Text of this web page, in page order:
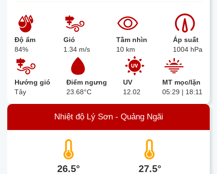
Độ ẩm
84%
Gió
1.34 m/s
Tầm nhìn
10 km
Áp suất
1004 hPa
Hướng gió
Tây
Điểm ngưng
23.68°C
UV
12.02
MT mọc/lặn
05:29 | 18:11
Nhiệt độ Lý Sơn - Quảng Ngãi
26.5° 27.5°